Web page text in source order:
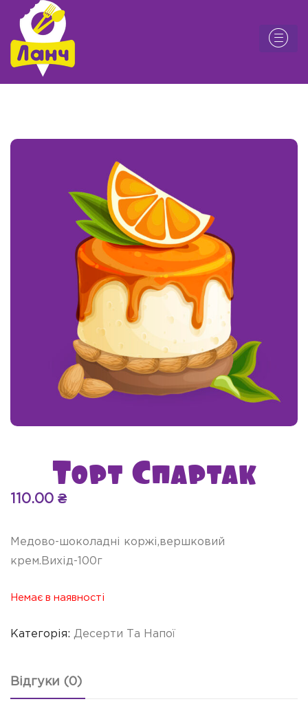
Торт Спартак
110.00 ₴
Медово-шоколадні коржі,вершковий
крем.Вихід-100г
Немає в наявності
Категорія: Десерти Та Напої
Відгуки (0)